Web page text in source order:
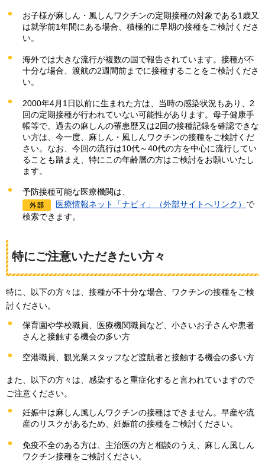
お子様が麻しん・風しんワクチンの定期接種の対象である1歳又
は就学前1年間にある場合、積極的に早期の接種をご検討くださ
い。
海外では大きな流行が複数の国で報告されています。接種が不
十分な場合、渡航の2週間前までに接種することをご検討くださ
い。
2000年4月1日以前に生まれた方は、当時の感染状況もあり、2
回の定期接種が行われていない可能性があります。母子健康手
帳等で、過去の麻しんの罹患歴又は2回の接種記録を確認できな
い方は、今一度、麻しん・風しんワクチンの接種をご検討くだ
さい。なお、今回の流行は10代～40代の方を中心に流行してい
ることも踏まえ、特にこの年齢層の方はご検討をお願いいたし
ます。
予防接種可能な医療機関は、
医療情報ネット「ナビィ」（外部サイトへリンク） で
検索できます。
特にご注意いただきたい方々
特に、以下の方々は、接種が不十分な場合、ワクチンの接種をご検
討ください。
保育園や学校職員、医療機関職員など、小さいお子さんや患者
さんと接触する機会の多い方
空港職員、観光業スタッフなど渡航者と接触する機会の多い方
また、以下の方々は、感染すると重症化すると言われていますので
ご注意ください。
妊娠中は麻しん風しんワクチンの接種はできません。早産や流
産のリスクがあるため、妊娠前の接種をご検討ください。
免疫不全のある方は、主治医の方と相談のうえ、麻しん風しん
ワクチン接種をご検討ください。